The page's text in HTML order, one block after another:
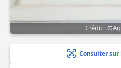
Crédit :
Consulter